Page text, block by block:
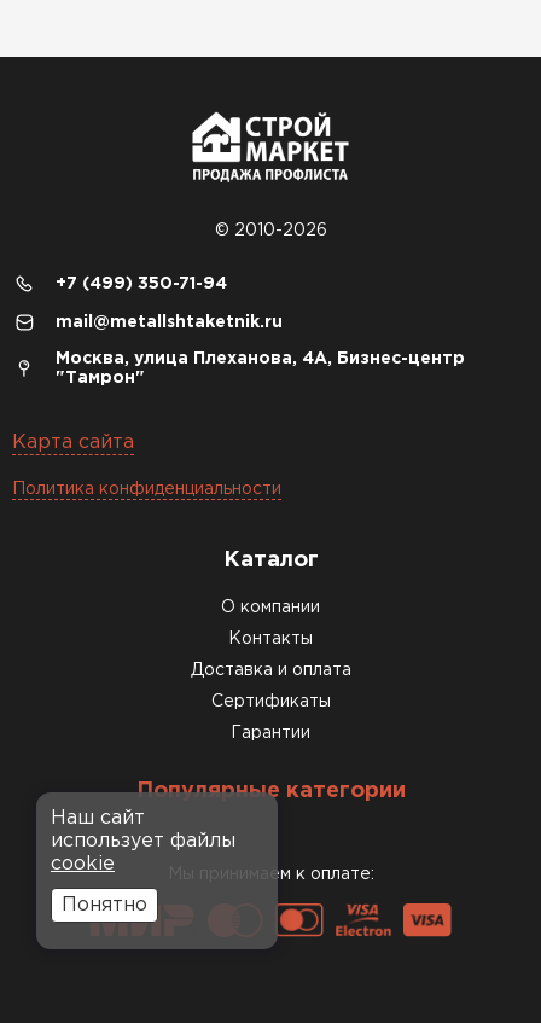
© 2010-2026
+7 (499) 350-71-94
mail@metallshtaketnik.ru
Москва, улица Плеханова, 4А, Бизнес-центр
"Тамрон"
Карта сайта
Политика конфиденциальности
Каталог
О компании
Контакты
Доставка и оплата
Сертификаты
Гарантии
Популярные категории
Мы принимаем к оплате:
Наш сайт
использует файлы
cookie
Понятно